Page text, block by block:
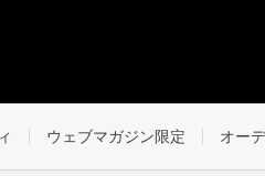
ウェブマガジン限定 オー